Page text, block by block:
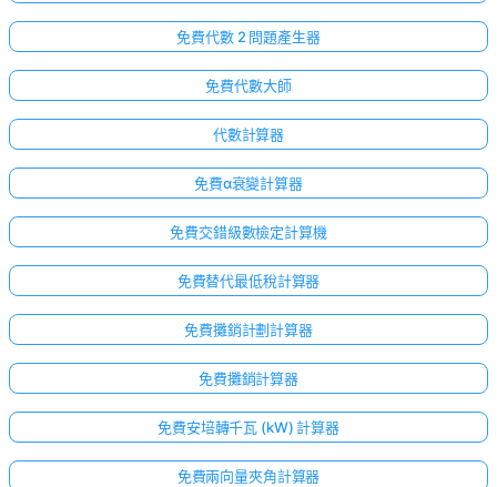
免費代數 2 問題產生器
免費代數大師
代數計算器
免費α衰變計算器
免費交錯級數檢定計算機
免費替代最低稅計算器
免費攤銷計劃計算器
免費攤銷計算器
免費安培轉千瓦 (kW) 計算器
免費兩向量夾角計算器